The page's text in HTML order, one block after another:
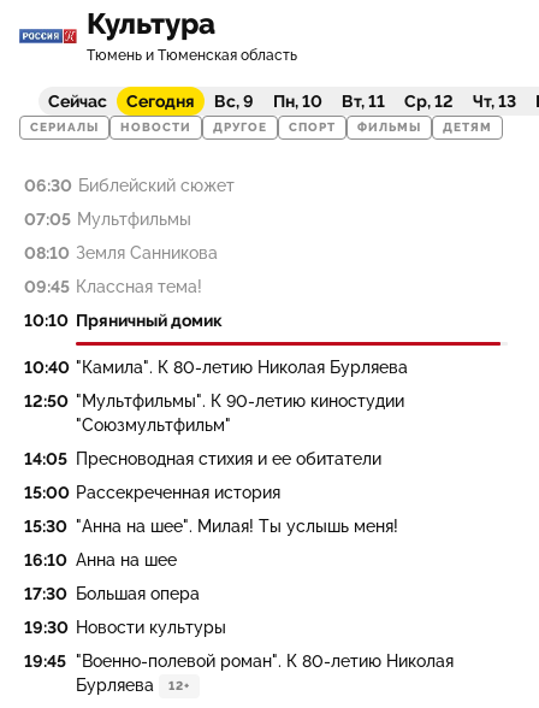
Культура
Тюмень и Тюменская область
Сейчас Сегодня Вс, 9 Пн, 10 Вт, 11 Ср, 12 Чт, 13
СЕРИАЛЫ НОВОСТИ ДРУГОЕ СПОРТ ФИЛЬМЫ ДЕТЯМ
06:30 Библейский сюжет
07:05 Мультфильмы
08:10 Земля Санникова
09:45 Классная тема!
10:10 Пряничный домик
10:40 "Камила". К 80-летию Николая Бурляева
12:50 "Мультфильмы". К 90-летию киностудии
"Союзмультфильм"
14:05 Пресноводная стихия и ее обитатели
15:00 Рассекреченная история
15:30 "Анна на шее". Милая! Ты услышь меня!
16:10 Анна на шее
17:30 Большая опера
19:30 Новости культуры
19:45 "Военно-полевой роман". К 80-летию Николая
Бурляева
12+